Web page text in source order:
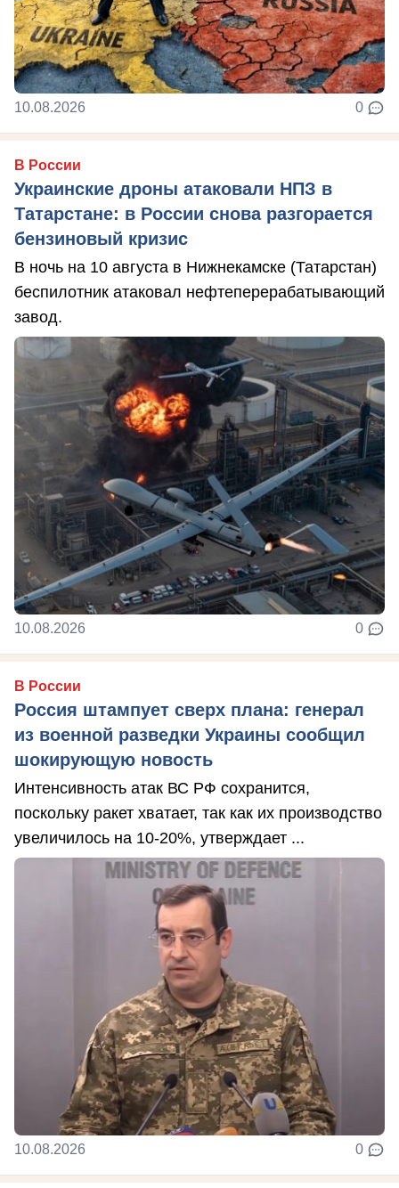
10.08.2026 0
В России
Украинские дроны атаковали НПЗ в
Татарстане: в России снова разгорается
бензиновый кризис
В ночь на 10 августа в Нижнекамске (Татарстан)
беспилотник атаковал нефтеперерабатывающий
завод.
10.08.2026 0
В России
Россия штампует сверх плана: генерал
из военной разведки Украины сообщил
шокирующую новость
Интенсивность атак ВС РФ сохранится,
поскольку ракет хватает, так как их производство
увеличилось на 10-20%, утверждает ...
10.08.2026 0